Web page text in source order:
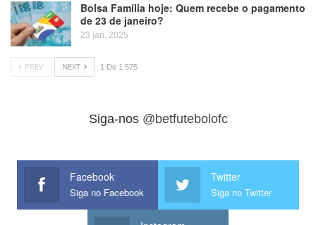
Bolsa Família hoje: Quem recebe o pagamento
de 23 de janeiro?
23 jan, 2025
PREV NEXT 1 De 1.575
Siga-nos @betfutebolofc
Facebook
Siga no Facebook
Twitter
Siga no Twitter